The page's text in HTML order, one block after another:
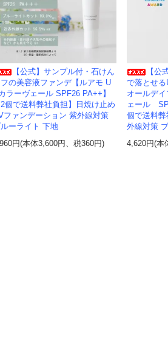
【公式】サンプル付・石けん
の美容液ファンデ【ルアモ U
ラーヴェール SPF26 PA++】
2個で送料弊社負担】日焼け止め
ファンデーション 紫外線対策
ーライト 下地
円(本体3,600円、税360円)
【公
で落とせ
オールデ
ェール
個で送料
外線対策
4,620円(本